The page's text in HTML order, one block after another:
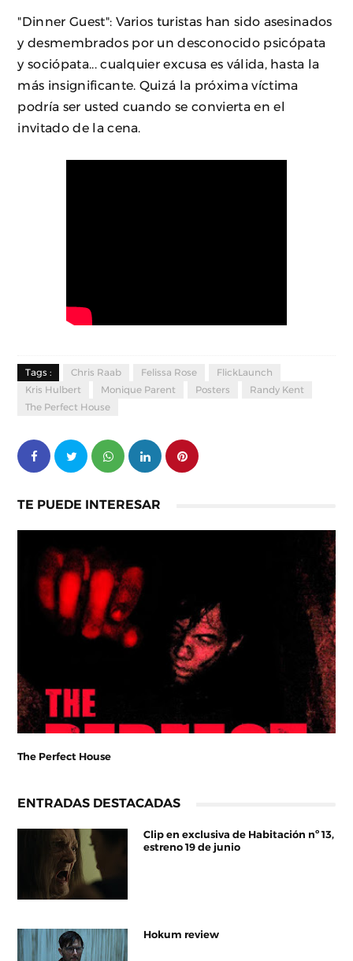
"Dinner Guest": Varios turistas han sido asesinados
y desmembrados por un desconocido psicópata
y sociópata... cualquier excusa es válida, hasta la
más insignificante. Quizá la próxima víctima
podría ser usted cuando se convierta en el
invitado de la cena.
Tags : Chris Raab Felissa Rose
FlickLaunch
Kris Hulbert
Monique Parent Posters
Randy Kent
The Perfect House
TE PUEDE INTERESAR
The Perfect House
ENTRADAS DESTACADAS
Clip en exclusiva de Habitación nº 13,
estreno 19 de junio
Hokum review